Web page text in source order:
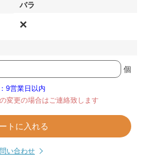
×
個
9営業日以内
変更の場合はご連絡致します
トに入れる
い合わせ